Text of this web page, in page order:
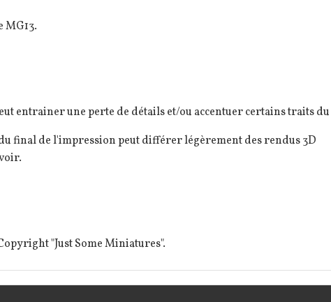
MG13.
entrainer une perte de détails et/ou accentuer certains traits
final de l'impression peut différer légèrement des rendus 3D
"Just Some Miniatures".